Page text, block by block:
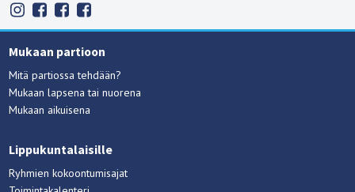
Mukaan partioon
Mitä partiossa tehdään?
Mukaan lapsena tai nuorena
Mukaan aikuisena
Lippukuntalaisille
Ryhmien kokoontumisajat